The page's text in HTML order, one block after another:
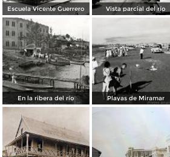
Escuela Vicente Guerrero Vista parcial del río
En la ribera del río Playas de Miramar